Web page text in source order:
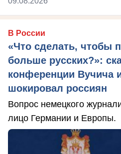
В России
«Что сделать, чтобы
больше русских?»:
конференции Вучича
шокировал россиян
Вопрос немецкого
лицо Германии и Европы.